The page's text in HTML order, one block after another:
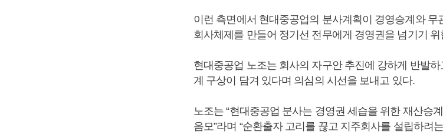
이런 측면에서 현대중공업의 분사계획이 경영승계와 무
회사체제를 만들어 정기선 전무에게 경영권을 넘기기
현대중공업 노조는 회사의 자구안 추진에 강하게 반발
계 구상이 담겨 있다며 의심의 시선을 보내고 있다.
노조는 “현대중공업 분사는 경영권 세습을 위한 재산승
음모”라며 “순환출자 고리를 끊고 지주회사를 설립하려